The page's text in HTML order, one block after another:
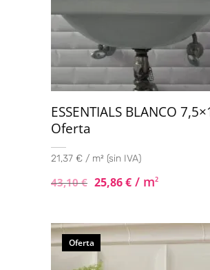
ESSENTIALS BLANCO
Oferta
21,37 € / m² (sin IVA)
43,10€ 25,86€ / m2
Oferta